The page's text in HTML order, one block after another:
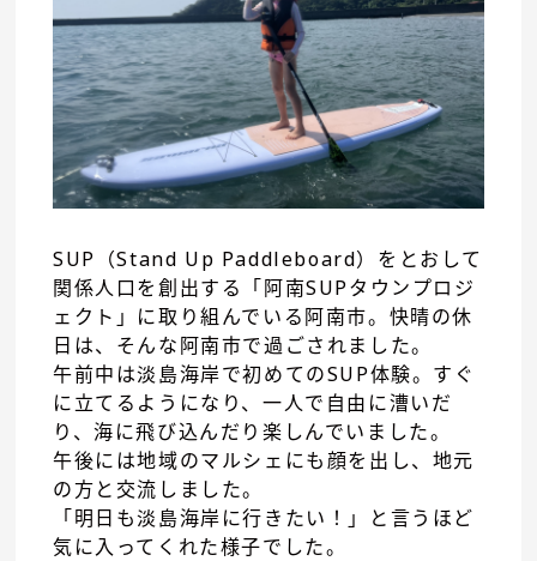
SUP（Stand Up Paddleboard）をとおして
関係人口を創出する「阿南SUPタウンプロジ
ェクト」に取り組んでいる阿南市。快晴の休
日は、そんな阿南市で過ごされました。
午前中は淡島海岸で初めてのSUP体験。すぐ
に立てるようになり、一人で自由に漕いだ
り、海に飛び込んだり楽しんでいました。
午後には地域のマルシェにも顔を出し、地元
の方と交流しました。
「明日も淡島海岸に行きたい！」と言うほど
気に入ってくれた様子でした。